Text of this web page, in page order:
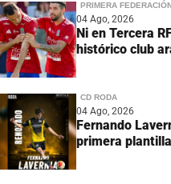
PRIMERA
04 Ago, 2026
Ni en Tercera
histórico club
CD RODA
04 Ago, 2026
Fernando
primera